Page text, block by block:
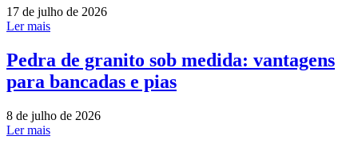
17 de julho de 2026
Ler mais
Pedra de granito sob medida: vantagens
para bancadas e pias
8 de julho de 2026
Ler mais